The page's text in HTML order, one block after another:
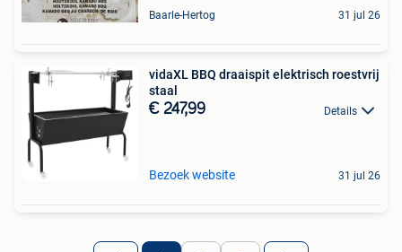
Baarle-Hertog 31 jul 26
vidaXL BBQ draaispit elektrisch roestvrij
staal
€ 247,99 Details
Bezoek website 31 jul 26